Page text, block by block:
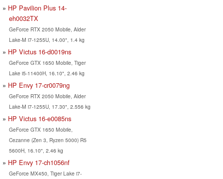
HP Pavilion Plus 14-
eh0032TX
GeForce RTX 2050 Mobile, Alder
Lake-M i7-1255U, 14.00", 1.4 kg
HP Victus 16-d0019ns
GeForce GTX 1650 Mobile, Tiger
Lake i5-11400H, 16.10", 2.46 kg
HP Envy 17-cr0079ng
GeForce RTX 2050 Mobile, Alder
Lake-M i7-1255U, 17.30", 2.556 kg
HP Victus 16-e0085ns
GeForce GTX 1650 Mobile,
Cezanne (Zen 3, Ryzen 5000) R5
5600H, 16.10", 2.46 kg
HP Envy 17-ch1056nf
GeForce MX450, Tiger Lake i7-